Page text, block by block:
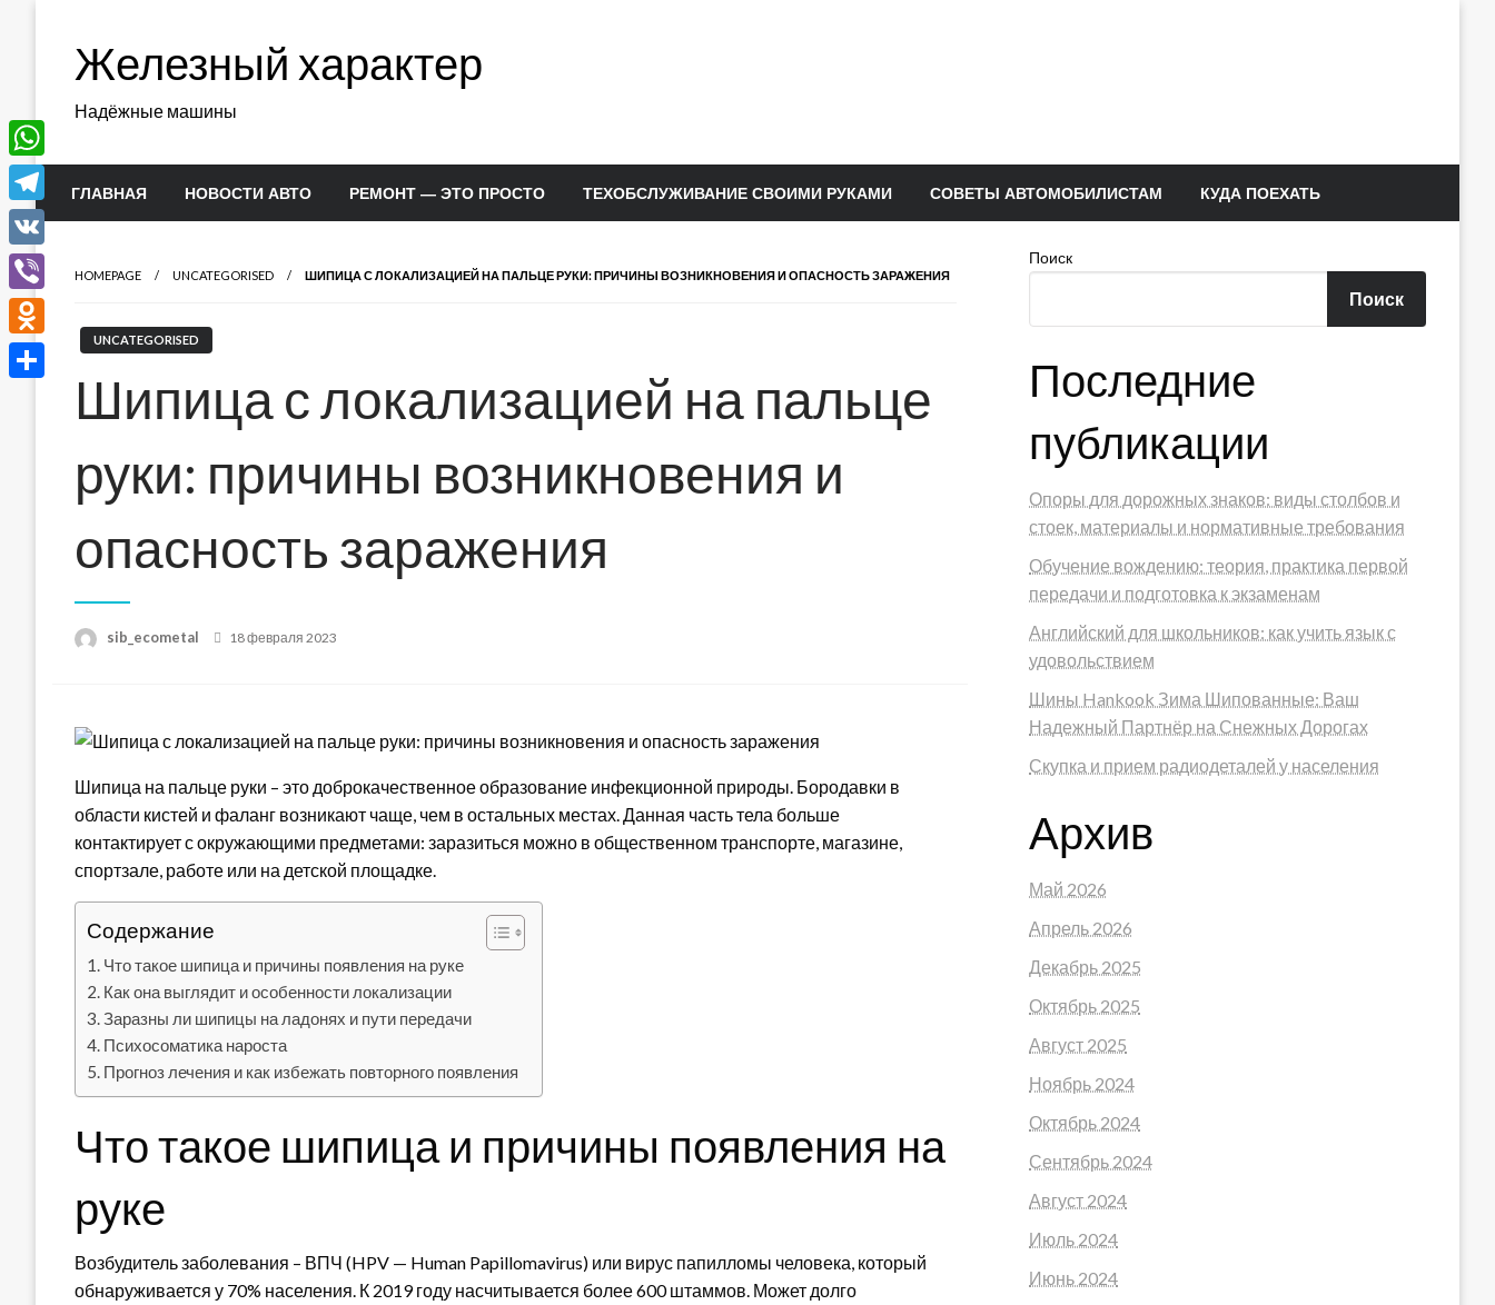
содержимомуЖелезный характер
Надёжные машины
ГЛАВНАЯ НОВОСТИ АВТО РЕМОНТ — ЭТО ПРОСТО ТЕХОБСЛУЖИВАНИЕ СВОИМИ РУКАМИ СОВЕТЫ АВТОМОБИЛИСТАМ КУДА ПОЕХАТЬ
HOMEPAGE UNCATEGORISED ШИПИЦА С ЛОКАЛИЗАЦИЕЙ НА ПАЛЬЦЕ РУКИ: ПРИЧИНЫ ВОЗНИКНОВЕНИЯ И ОПАСНОСТЬ ЗАРАЖЕНИЯ
UNCATEGORISED
Шипица с локализацией на пальце
руки: причины возникновения и
опасность заражения
sib_ecometal
Posted
18 февраля 2023
Шипица на пальце руки – это доброкачественное образование инфекционной природы. Бородавки в
области кистей и фаланг возникают чаще, чем в остальных местах. Данная часть тела больше
контактирует с окружающими предметами: заразиться можно в общественном транспорте, магазине,
спортзале, работе или на детской площадке.
Содержание
Что такое шипица и причины появления на руке
Как она выглядит и особенности локализации
Заразны ли шипицы на ладонях и пути передачи
Психосоматика нароста
Прогноз лечения и как избежать повторного появления
Что такое шипица и причины появления на
руке
Возбудитель заболевания – ВПЧ (HPV — Human Papillomavirus) или вирус папилломы человека, который
обнаруживается у 70% населения. К 2019 году насчитывается более 600 штаммов. Может долго
Поиск
Поиск
Последние
публикации
Опоры для дорожных знаков: виды столбов и
стоек, материалы и нормативные требования
Обучение вождению: теория, практика первой
передачи и подготовка к экзаменам
Английский для школьников: как учить язык с
удовольствием
Шины Hankook Зима Шипованные: Ваш
Надежный Партнёр на Снежных Дорогах
Скупка и прием радиодеталей у населения
Архив
Май 2026
Апрель 2026
Декабрь 2025
Октябрь 2025
Август 2025
Ноябрь 2024
Октябрь 2024
Сентябрь 2024
Август 2024
Июль 2024
Июнь 2024
WhatsApp
Telegram
VK
Viber
Odnoklassniki